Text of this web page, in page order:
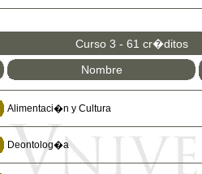
Curso 3 - 61 cr�ditos
Nombre
Alimentaci�n y Cultura
Deontolog�a